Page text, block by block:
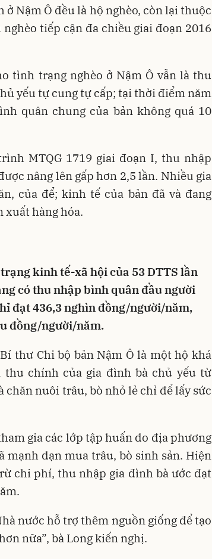
ở Nậm Ô đều là hộ nghèo, còn lại thuộc
tiếp cận đa chiều giai đoạn 2016
tình trạng nghèo ở Nậm Ô vẫn là thu
yếu tự cung tự cấp; tại thời điểm năm
quân chung của bản không quá 10
MTQG 1719 giai đoạn I, thu nhập
nâng lên gấp hơn 2,5 lần. Nhiều gia
của để; kinh tế của bản đã và đang
xuất hàng hóa.
kinh tế-xã hội của 53 DTTS lần
có thu nhập bình quân đầu người
đạt 436,3 nghìn đồng/người/năm,
đồng/người/năm.
thư Chi bộ bản Nậm Ô là một hộ khá
thu chính của gia đình bà chủ yếu từ
chăn nuôi trâu, bò nhỏ lẻ chỉ để lấy sức
gia các lớp tập huấn do địa phương
mạnh dạn mua trâu, bò sinh sản. Hiện
chi phí, thu nhập gia đình bà ước đạt
nước hỗ trợ thêm nguồn giống để tạo
nữa”, bà Long kiến nghị.